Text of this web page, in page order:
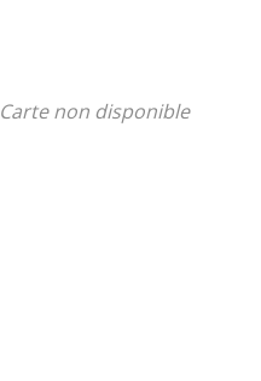
Carte non disponible